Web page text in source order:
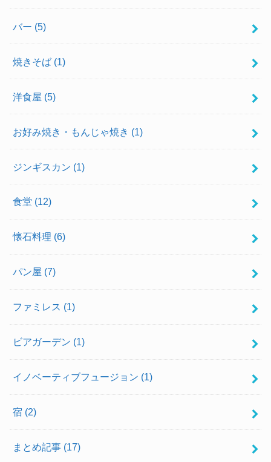
バー (5)
焼きそば (1)
洋食屋 (5)
お好み焼き・もんじゃ焼き (1)
ジンギスカン (1)
食堂 (12)
懐石料理 (6)
パン屋 (7)
ファミレス (1)
ビアガーデン (1)
イノベーティブフュージョン (1)
宿 (2)
まとめ記事 (17)